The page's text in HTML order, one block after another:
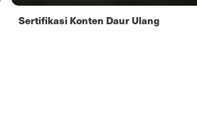
Sertifikasi Konten Daur Ulang